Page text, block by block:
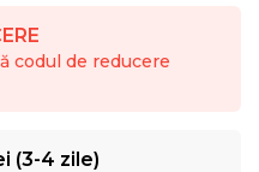
codul de reducere
(3-4 zile)